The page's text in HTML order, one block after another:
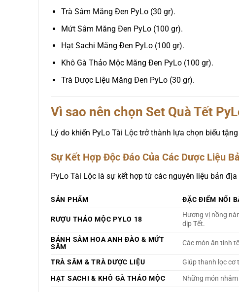
Trà Sâm Măng Đen PyLo (30 gr).
Mứt Sâm Măng Đen PyLo (100 gr).
Hạt Sachi Măng Đen PyLo (100 gr).
Khô Gà Thảo Mộc Măng Đen PyLo (100 gr).
Trà Dược Liệu Măng Đen PyLo (30 gr).
Vì sao nên chọn Set Quà Tết
Lý do khiến PyLo Tài Lộc trở thành lựa chọn biếu
Sự Kết Hợp Độc Đáo Của Các Dược Liệu
PyLo Tài Lộc là sự kết hợp từ các nguyên liệu bản
SẢN PHẨM ĐẶC ĐIỂM NỔI
RƯỢU THẢO MỘC PYLO 18
Hương vị nồng
dịp Tết.
BÁNH SÂM HOA ANH ĐÀO & MỨT
SÂM
Các món ăn tinh
TRÀ SÂM & TRÀ DƯỢC LIỆU
Giúp thanh lọc cơ
HẠT SACHI & KHÔ GÀ THẢO MỘC
Những món